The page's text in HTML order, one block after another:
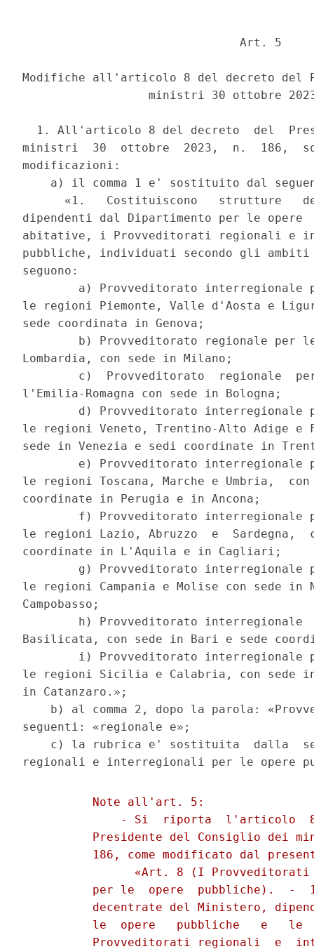
                               Art. 5
Modifiche all'articolo 8 del decreto del
ministri 30 ottobre
1. All'articolo 8 del decreto  del
ministri  30  ottobre  2023,  n.  186,
modificazioni:
a) il comma 1 e' sostituito dal
«1.   Costituiscono   strutture
dipendenti dal Dipartimento per le
abitative, i Provveditorati regionali e
pubbliche, individuati secondo gli
seguono:
a) Provveditorato interregionale
le regioni Piemonte, Valle d'Aosta e
sede coordinata in Genova;
b) Provveditorato regionale per
Lombardia, con sede in Milano;
c)  Provveditorato  regionale
l'Emilia-Romagna con sede in Bologna;
d) Provveditorato interregionale
le regioni Veneto, Trentino-Alto Adige
sede in Venezia e sedi coordinate in
e) Provveditorato interregionale
le regioni Toscana, Marche e Umbria,
coordinate in Perugia e in Ancona;
f) Provveditorato interregionale
le regioni Lazio, Abruzzo  e  Sardegna,
coordinate in L'Aquila e in Cagliari;
g) Provveditorato interregionale
le regioni Campania e Molise con sede
Campobasso;
h) Provveditorato interregionale
Basilicata, con sede in Bari e sede
i) Provveditorato interregionale
le regioni Sicilia e Calabria, con sede in
in Catanzaro.»;
b) al comma 2, dopo la parola:
seguenti: «regionale e»;
c) la rubrica e' sostituita  dalla
          Note all'art. 5:
- Si  riporta  l'articolo
Presidente del Consiglio dei
186, come modificato dal
«Art. 8 (I
per le  opere  pubbliche).  -
decentrate del Ministero,
le  opere   pubbliche   e   le
Provveditorati regionali  e